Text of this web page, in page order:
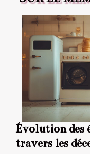
Évolution des
travers les